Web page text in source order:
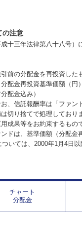
の注意
十三年法律第八十八号
前の分配金を再投資した
配金再投資基準価額（円
配金込み）
、信託報酬率は「ファン
切り捨てで処理しており
成果等をお約束するもの
ドは、基準価額（分配金
いては、2000年1月4日以
チャート
分配金